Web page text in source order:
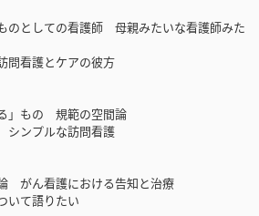
としての看護師 母親みたいな看護師みた
看護とケアの彼方
」もの 規範の空間論
ンプルな訪問看護
がん看護における告知と治療
て語りたい